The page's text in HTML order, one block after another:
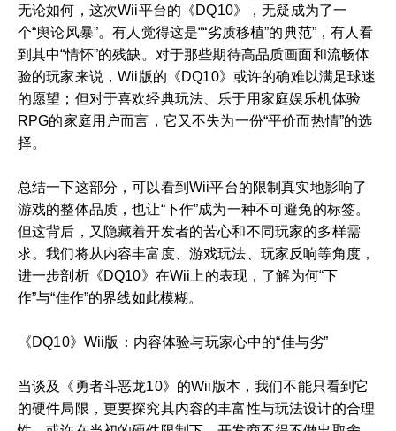
无论如何，这次Wii平台的《DQ10》，无疑成为了一
个“舆论风暴”。有人觉得这是““劣质移植”的典范”，有人看
到其中“情怀”的残缺。对于那些期待高品质画面和流畅体
验的玩家来说，Wii版的《DQ10》或许的确难以满足球迷
的愿望；但对于喜欢经典玩法、乐于用家庭娱乐机体验
RPG的家庭用户而言，它又不失为一份“平价而热情”的选
择。
总结一下这部分，可以看到Wii平台的限制真实地影响了
游戏的整体品质，也让“下作”成为一种不可避免的标签。
但这背后，又隐藏着开发者的苦心和不同玩家的多样需
求。我们将从内容丰富度、游戏玩法、玩家反响等角度，
进一步剖析《DQ10》在Wii上的表现，了解为何“下
作”与“佳作”的界线如此模糊。
《DQ10》Wii版：内容体验与玩家心中的“佳与劣”
当谈及《勇者斗恶龙10》的Wii版本，我们不能只看到它
的硬件局限，更要探究其内容的丰富性与玩法设计的合理